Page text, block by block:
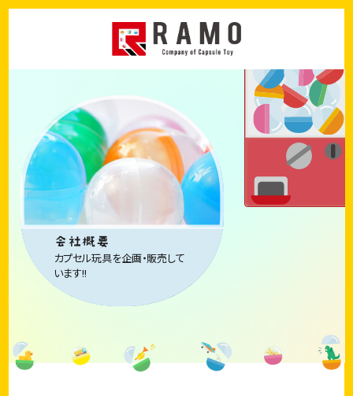
会社概要
カプセル玩具を企画・販売して
います!!
会社概要
事業内容
導入実績
お知らせ